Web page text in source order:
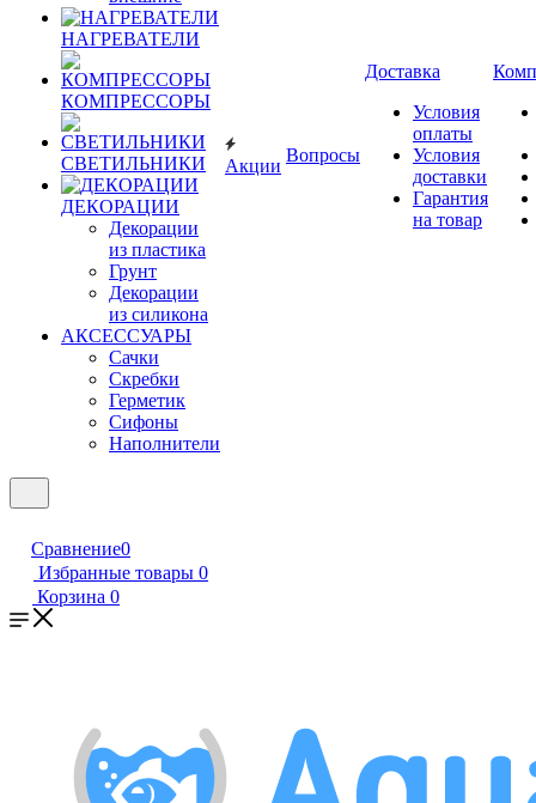
НАГРЕВАТЕЛИ
КОМПРЕССОРЫ
СВЕТИЛЬНИКИ
ДЕКОРАЦИИ
Декорации
из пластика
Грунт
Декорации
из силикона
АКСЕССУАРЫ
Сачки
Скребки
Герметик
Сифоны
Наполнители
Акции
Вопросы
Доставка
Условия
оплаты
Условия
доставки
Гарантия
на товар
Сравнение0
Избранные товары 0
Корзина 0